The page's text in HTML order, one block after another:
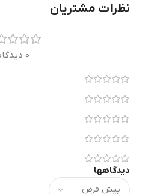
نظرات مشتریان
0 دیدگاه
دیدگاهها